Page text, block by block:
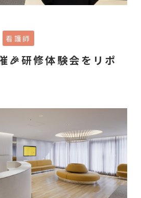
看護師
🎉研修体験会をリポ